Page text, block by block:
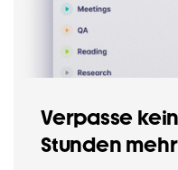
Verpasse
Stunden